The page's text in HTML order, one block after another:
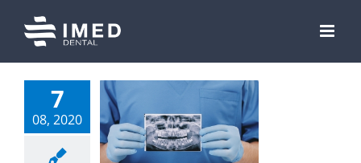
content
7
08, 2020